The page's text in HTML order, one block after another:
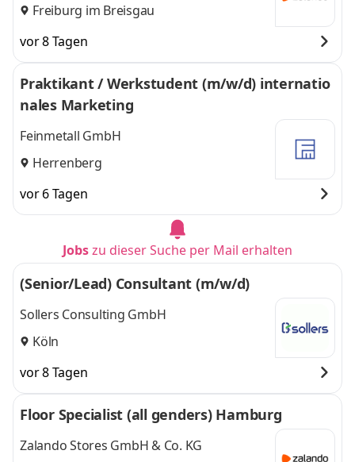
Freiburg im Breisgau
vor 8 Tagen
Praktikant / Werkstudent (m/w/d) internatio
nales Marketing
Feinmetall GmbH
Herrenberg
vor 6 Tagen
Jobszu dieser Suche per Mail erhalten
(Senior/Lead) Consultant (m/w/d)
Sollers Consulting GmbH
Köln
vor 8 Tagen
Floor Specialist (all genders) Hamburg
Zalando Stores GmbH & Co. KG